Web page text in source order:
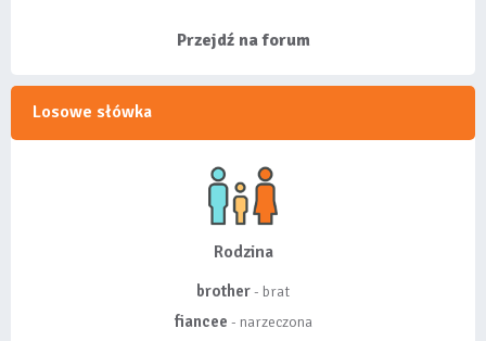
Przejdź na forum
Losowe słówka
Rodzina
brother- brat
fiancee - narzeczona